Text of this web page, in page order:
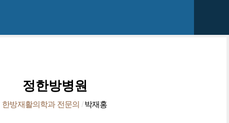
정한방병원
한방재활의학과 전문의 / 박재홍